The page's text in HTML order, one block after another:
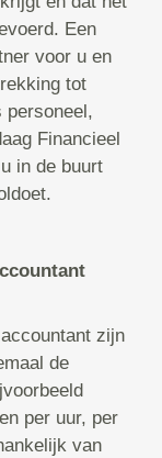
Een
voor u en
tot
personeel,
Financieel
in de buurt
zijn
de
per uur, per
van